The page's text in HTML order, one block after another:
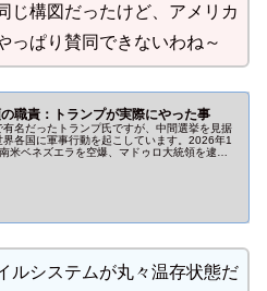
じ構図だったけど、アメリカ
っぱり賛同できないわね～
職責：トランプが実際にやった事
有名だったトランプ氏ですが、中間選挙を見据
界各国に軍事行動を起こしています。2026年1
米ベネズエラを空爆、マドゥロ大統領を逮捕
ルシステムが丸々温存状態だ